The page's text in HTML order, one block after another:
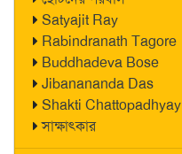
Satyajit Ray
Rabindranath Tagore
Buddhadeva Bose
Jibanananda Das
Shakti Chattopadhyay
সাক্ষাৎকার